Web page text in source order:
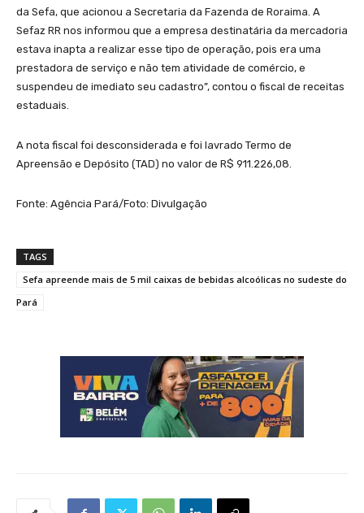
da Sefa, que acionou a Secretaria da Fazenda de Roraima. A
Sefaz RR nos informou que a empresa destinatária da mercadoria
estava inapta a realizar esse tipo de operação, pois era uma
prestadora de serviço e não tem atividade de comércio, e
suspendeu de imediato seu cadastro”, contou o fiscal de receitas
estaduais.
A nota fiscal foi desconsiderada e foi lavrado Termo de
Apreensão e Depósito (TAD) no valor de R$ 911.226,08.
Fonte: Agência Pará/Foto: Divulgação
TAGS
Sefa apreende mais de 5 mil caixas de bebidas alcoólicas no sudeste do
Pará